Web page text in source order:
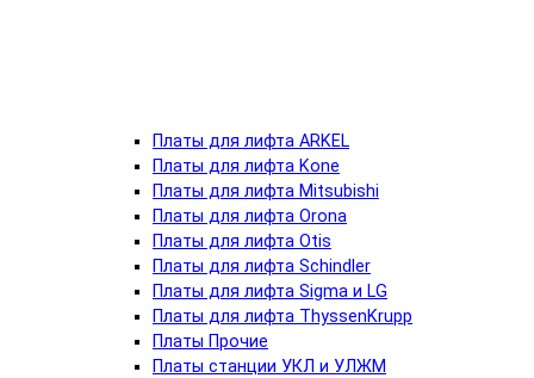
Платы для лифта ARKEL
Платы для лифта Kone
Платы для лифта Mitsubishi
Платы для лифта Orona
Платы для лифта Otis
Платы для лифта Schindler
Платы для лифта Sigma и LG
Платы для лифта ThyssenKrupp
Платы Прочие
Платы станции УКЛ и УЛЖМ